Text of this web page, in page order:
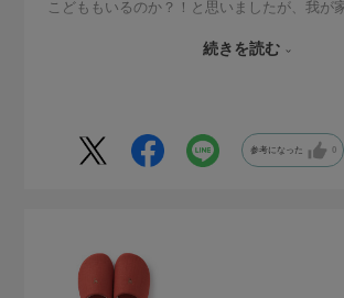
こどももいるのか？！と思いましたが、我が
買うなら、お父さんとお母さんを1足ずつ買い
続きを読む
参考になった 0